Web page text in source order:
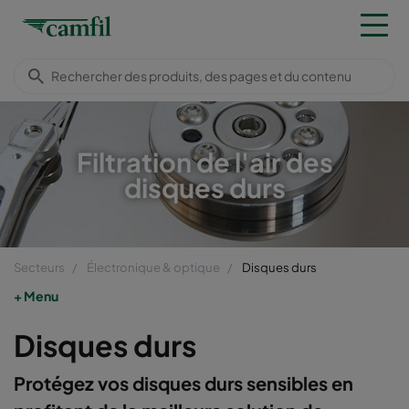
Filtration de l'air des
disques durs
Secteurs Électronique & optique Disques durs
Menu
Disques durs
Protégez vos disques durs sensibles en